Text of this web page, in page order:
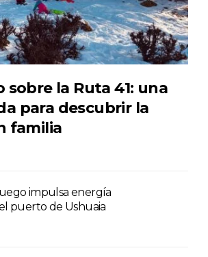
sobre la Ruta 41: una
para descubrir la
familia
impulsa energía
puerto de Ushuaia